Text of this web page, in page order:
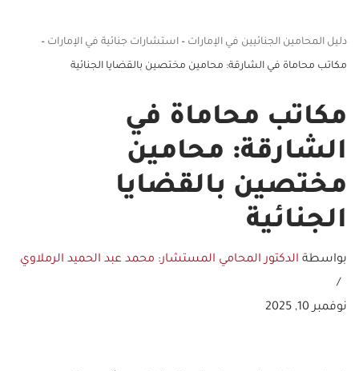
دليل المحامين الجنائيين في الإمارات – استشارات جنائية في الإمارات –
مكاتب محاماة في الشارقة: محامين مختصين بالقضايا الجنائية
مكاتب محاماة في
الشارقة: محامين
مختصين بالقضايا
الجنائية
بواسطة الدكتور المحامي المستشار: محمد عبد الحميد الرملاوي
نوفمبر 10, 2025